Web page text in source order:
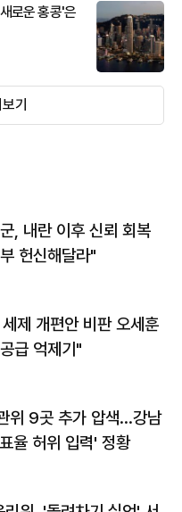
로운 홍콩'은
기
, 내란 이후 신뢰 회복
헌신해달라"
제 개편안 비판 오세훈
급 억제기"
위 9곳 추가 압색…강남
율 허위 입력' 정황